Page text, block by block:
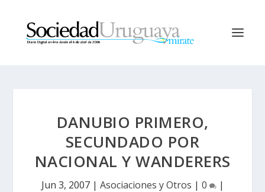
DANUBIO PRIMERO,
SECUNDADO POR
NACIONAL Y WANDERERS
Jun 3, 2007| Asociaciones y Otros | 0 |